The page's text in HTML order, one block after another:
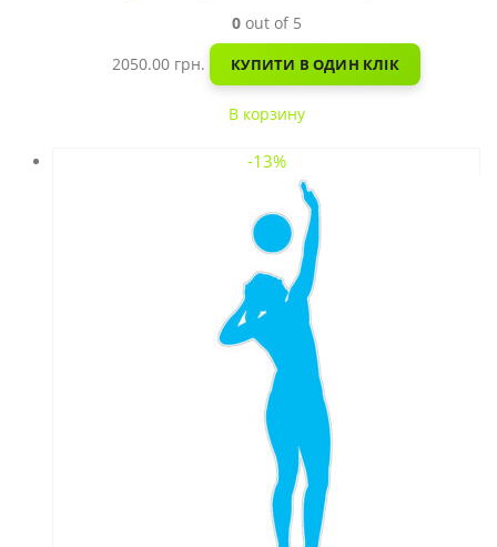
0out of 5
2050.00 грн. КУПИТИ В ОДИН КЛІК
В корзину
-13%